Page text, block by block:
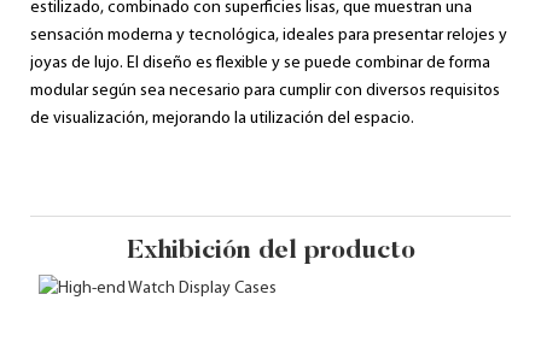
estilizado, combinado con superficies lisas, que muestran una
sensación moderna y tecnológica, ideales para presentar relojes y
joyas de lujo. El diseño es flexible y se puede combinar de forma
modular según sea necesario para cumplir con diversos requisitos
de visualización, mejorando la utilización del espacio.
Exhibición del producto